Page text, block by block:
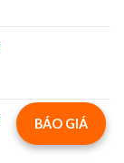
BÁO GIÁ